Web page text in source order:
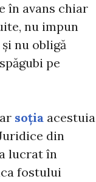
în avans chiar
nu impun
nu obligă
pe
soția acestuia
din
lucrat în
fostului